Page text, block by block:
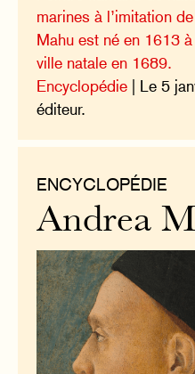
marines à l’imitation
Mahu est né en 1613
ville natale en 1689.
Encyclopédie | Le 5
éditeur.
ENCYCLOPÉDIE
Andrea